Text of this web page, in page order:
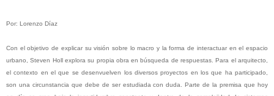
Por: Lorenzo Díaz
Con el objetivo de explicar su visión sobre lo macro y la forma de interactuar en el espacio
urbano, Steven Holl explora su propia obra en búsqueda de respuestas. Para el arquitecto,
el contexto en el que se desenvuelven los diversos proyectos en los que ha participado,
son una circunstancia que debe de ser estudiada con duda. Parte de la premisa que hoy